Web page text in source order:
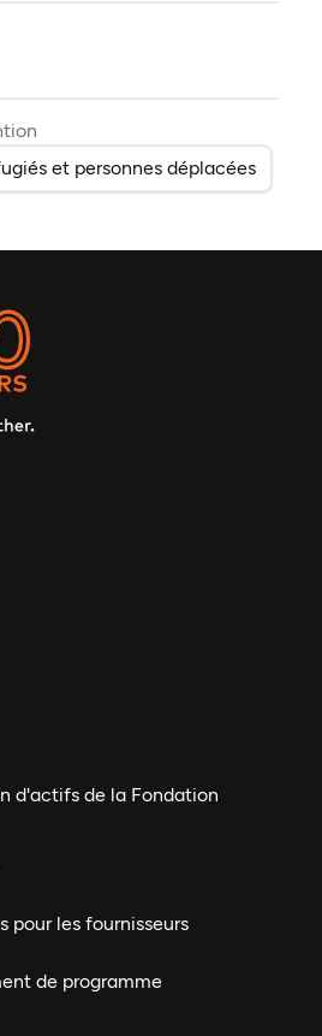
et personnes déplacées
d'actifs de la Fondation
pour les fournisseurs
de programme